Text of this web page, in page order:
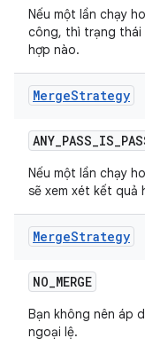
Nếu một lần chạy
công, thì trạng thái
hợp nào.
MergeStrategy
ANY_PASS_IS_
Nếu một lần chạy
sẽ xem xét kết quả
MergeStrategy
NO_MERGE
Bạn không nên áp
ngoại lệ.